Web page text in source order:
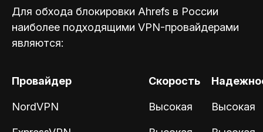
Для обхода блокировки Ahrefs в России
наиболее подходящими VPN-провайдерами
являются:
Провайдер Скорость
NordVPN Высокая Высокая